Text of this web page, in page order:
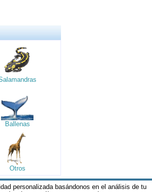
personalizada basándonos en el análisis de tu
Ballenas
Otros
servicios y